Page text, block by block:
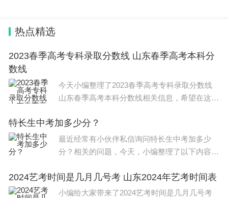
热点精选
2023春季高考专科录取分数线 山东春季高考本科分
数线
今天小编整理了2023春季高考专科录取分数线
山东春季高考本科分数线相关信息，希望在这方
类别专科录取控制线均为150分。 1.专科录取控
制
特长生中考加多少分？
最近经常有小伙伴私信询问特长生中考加多少
分？相关的问题，今天，小编整理了以下内容，
新规定如下： 1、中考加分的特长有美术、体
育、音乐、科技，这
2024艺考时间是几月几号考 山东2024年艺考时间表
小编给大家带来了2024艺考时间是几月几号考